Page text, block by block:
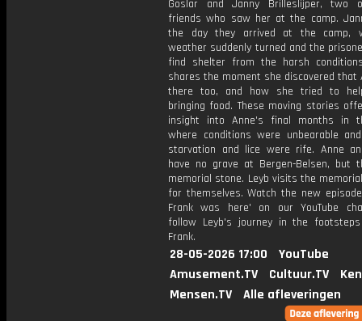
Goslar and Janny Brilleslijper, two
friends who saw her at the camp.
the day they arrived at the camp,
weather suddenly turned and the
find shelter from the harsh
shares the moment she discovered that
there too, and how she tried to
bringing food. These moving stories
insight into Anne's final months in
where conditions were unbearable
starvation and lice were rife. Anne
have no grave at Bergen-Belsen, but
memorial stone. Leyb visits the
for themselves. Watch the new
Frank was here' on our YouTube
follow Leyb's journey in the
Frank.
28-05-2026 17:00
YouTube
Amusement.TV
Cultuur.TV
Mensen.TV
Alle afleveringen